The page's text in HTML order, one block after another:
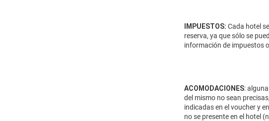
IMPUESTOS: Cada hotel
reserva, ya que sólo se
información de impuestos
ACOMODACIONES:
del mismo no sean
indicadas en el voucher y
no se presente en el hotel